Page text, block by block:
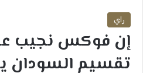
راي
إن فوكس نجيب
تقسيم السودان